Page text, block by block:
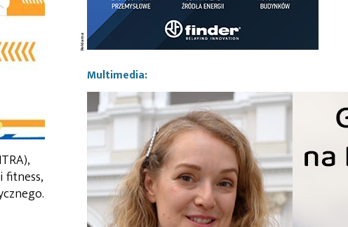
fitness,
Multimedia: